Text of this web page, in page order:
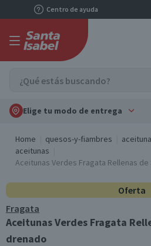
Centro de ayuda
Elige tu modo de entrega
Home quesos-y-fiambres
aceitunas
Aceitunas Verdes Fragata Rellenas
Oferta
Fragata
Aceitunas Verdes Fragata
drenado